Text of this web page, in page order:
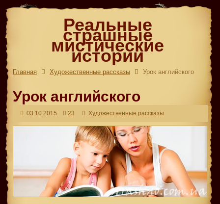
Реальные
страшные
мистические
истории
Главная Художественные рассказы Урок английского
Урок английского
03.10.2015 23 Художественные рассказы